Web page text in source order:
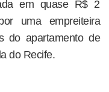
em quase R$ 2
uma empreiteira
do apartamento de
do Recife.